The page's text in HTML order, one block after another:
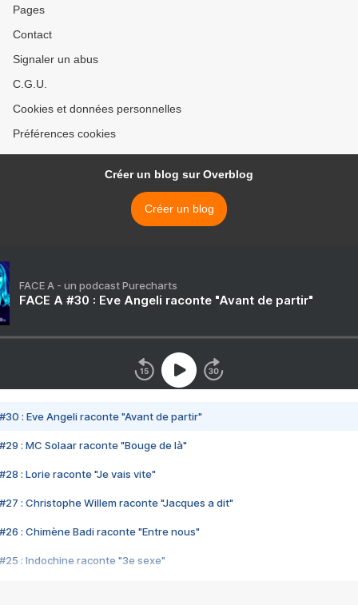
Pages
Contact
Signaler un abus
C.G.U.
Cookies et données personnelles
Préférences cookies
Créer un blog sur Overblog
Créer un blog
FACE A - un podcast Purecharts
FACE A #30 : Eve Angeli raconte "Avant de partir"
#30 : Eve Angeli raconte "Avant de partir"
#29 : MC Solaar raconte "Bouge de là"
#28 : Lorie raconte "Je vais vite"
#27 : Christophe Willem raconte "Jacques a dit"
#26 : Chimène Badi raconte "Entre nous"
#25 : Indochine raconte "3e sexe"